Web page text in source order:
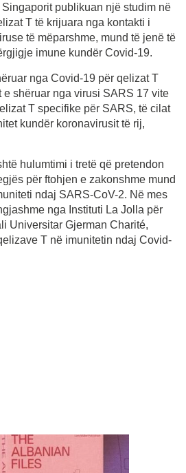
publikuan një studim në
T të krijuara nga kontakti i
të mëparshme, mund të jenë të
imune kundër Covid-19.
nga Covid-19 për qelizat T
shëruar nga virusi SARS 17 vite
T specifike për SARS, të cilat
kundër koronavirusit të rij,
hulumtimi i tretë që pretendon
për ftohjen e zakonshme mund
ndaj SARS-CoV-2. Në mes
nga Instituti La Jolla për
Universitar Gjerman Charité,
T në imunitetin ndaj Covid-